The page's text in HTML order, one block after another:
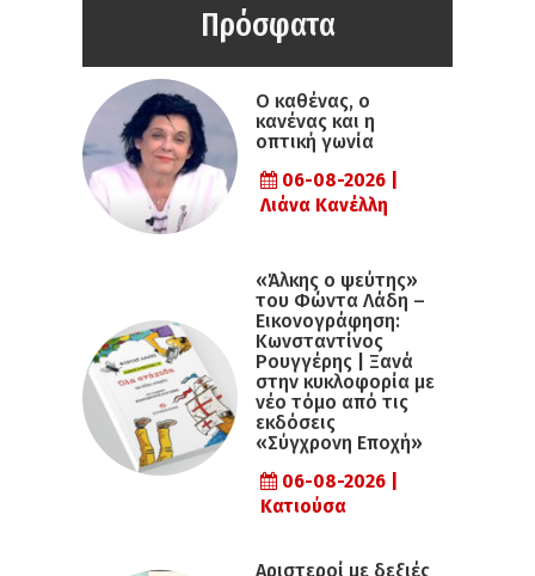
Πρόσφατα
Ο καθένας, ο
κανένας και η
οπτική γωνία
06-08-2026 |
Λιάνα Κανέλλη
«Άλκης ο ψεύτης»
του Φώντα Λάδη –
Εικονογράφηση:
Κωνσταντίνος
Ρουγγέρης | Ξανά
στην κυκλοφορία με
νέο τόμο από τις
εκδόσεις
«Σύγχρονη Εποχή»
06-08-2026 |
Κατιούσα
Αριστεροί με δεξιές